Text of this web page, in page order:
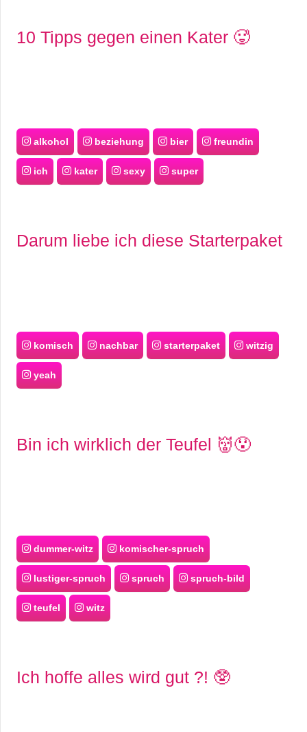
10 Tipps gegen einen Kater 🥵
alkohol beziehung bier freundin
ich kater sexy super
Darum liebe ich diese Starterpaket
komisch nachbar starterpaket witzig
yeah
Bin ich wirklich der Teufel 👹😯
dummer-witz komischer-spruch
lustiger-spruch spruch spruch-bild
teufel witz
Ich hoffe alles wird gut ?! 🥸